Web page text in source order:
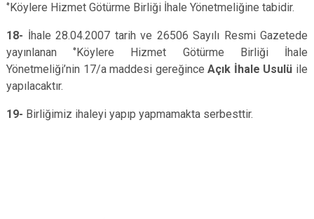
‘’Köylere Hizmet Götürme Birliği İhale Yönetmeliğine tabidir.
18- İhale 28.04.2007 tarih ve 26506 Sayılı Resmi Gazetede
yayınlanan ‘’Köylere Hizmet Götürme Birliği İhale
Yönetmeliği’nin 17/a maddesi gereğinceAçık İhale Usulü ile
yapılacaktır.
19- Birliğimiz ihaleyi yapıp yapmamakta serbesttir.